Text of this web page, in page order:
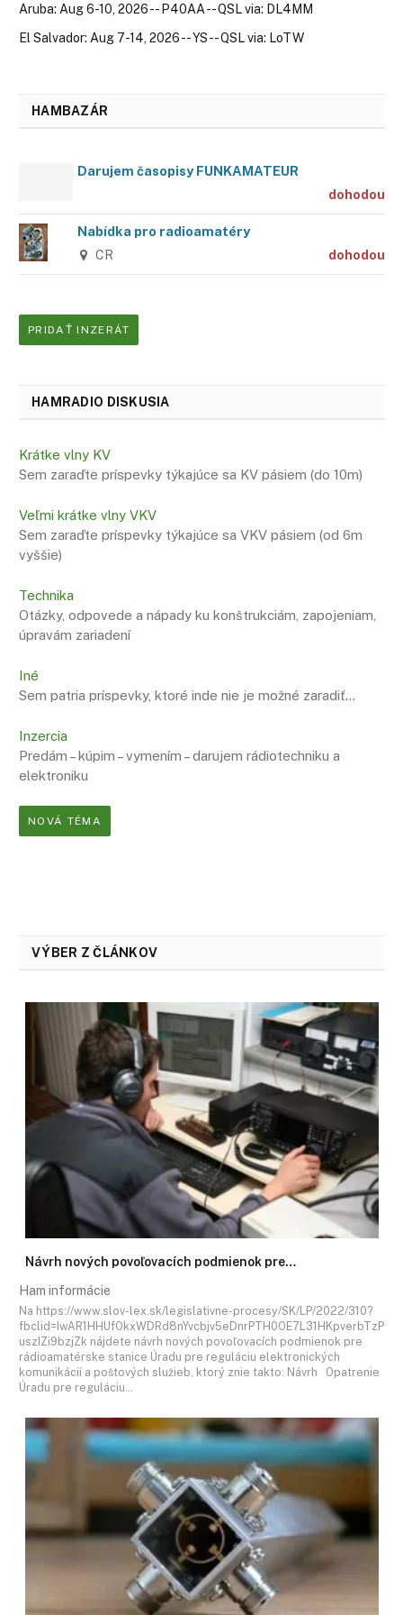
Aruba: Aug 6-10, 2026 -- P40AA -- QSL via: DL4MM
El Salvador: Aug 7-14, 2026 -- YS -- QSL via: LoTW
HAMBAZÁR
Darujem časopisy FUNKAMATEUR
dohodou
Nabídka pro radioamatéry
CR dohodou
PRIDAŤ INZERÁT
HAMRADIO DISKUSIA
Krátke vlny KV
Sem zaraďte príspevky týkajúce sa KV pásiem (do 10m)
Veľmi krátke vlny VKV
Sem zaraďte príspevky týkajúce sa VKV pásiem (od 6m
vyššie)
Technika
Otázky, odpovede a nápady ku konštrukciám, zapojeniam,
úpravám zariadení
Iné
Sem patria príspevky, ktoré inde nie je možné zaradiť…
Inzercia
Predám – kúpim – vymením – darujem rádiotechniku a
elektroniku
NOVÁ TÉMA
VÝBER Z ČLÁNKOV
Návrh nových povoľovacích podmienok pre…
Ham informácie
Na https://www.slov-lex.sk/legislativne-procesy/SK/LP/2022/310?
fbclid=IwAR1HHUfOkxWDRd8nYvcbjv5eDnrPTH0OE7L31HKpverbTzP
uszIZi9bzjZk nájdete návrh nových povoľovacích podmienok pre
rádioamatérske stanice Úradu pre reguláciu elektronických
komunikácií a poštových služieb, ktorý znie takto: Návrh Opatrenie
Úradu pre reguláciu…